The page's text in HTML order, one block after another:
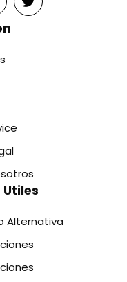
Alternativa